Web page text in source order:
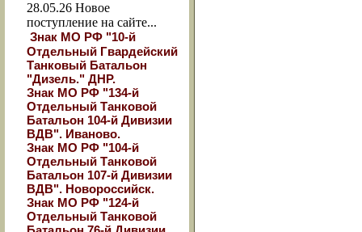
28.05.26 Новое
поступление на сайте...
Знак МО РФ "10-й
Отдельный Гвардейский
Танковый Батальон
"Дизель." ДНР.
Знак МО РФ "134-й
Отдельный Танковой
Батальон 104-й Дивизии
ВДВ". Иваново.
Знак МО РФ "104-й
Отдельный Танковой
Батальон 107-й Дивизии
ВДВ". Новороссийск.
Знак МО РФ "124-й
Отдельный Танковой